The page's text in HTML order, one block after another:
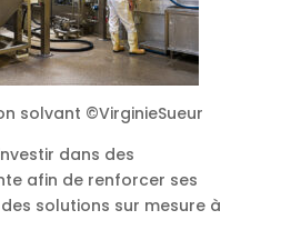
solvant ©VirginieSueur
dans des
afin de renforcer ses
solutions sur mesure à